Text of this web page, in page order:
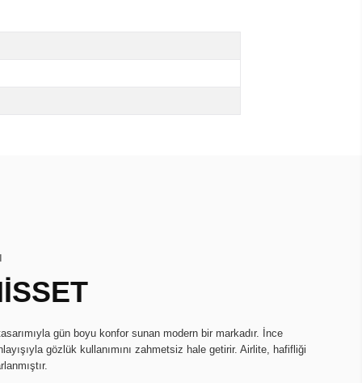
gün boyu konfor sunan modern bir markadır. İnce
gözlük kullanımını zahmetsiz hale getirir. Airlite, hafifliği